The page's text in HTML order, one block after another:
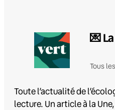
💌
Tous
Toute l’actualité de
lecture. Un article à la